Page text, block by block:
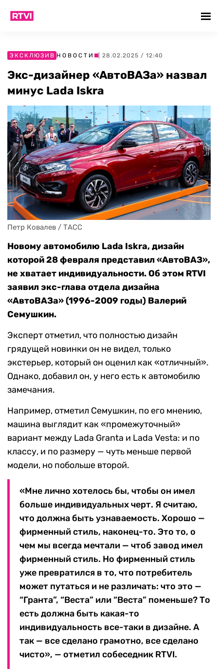
ЭКСКЛЮЗИВ НОВОСТИ | 28.02.2025 / 12:40
Экс-дизайнер «АвтоВАЗа» назвал
минус Lada Iskra
Петр Ковалев / ТАСС
Новому автомобилю Lada Iskra, дизайн
которой 28 февраля представил «АвтоВАЗ»,
не хватает индивидуальности. Об этом RTVI
заявил экс-глава отдела дизайна
«АвтоВАЗа» (1996-2009 годы) Валерий
Семушкин.
Эксперт отметил, что полностью дизайн
грядущей новинки он не видел, только
экстерьер, который он оценил как «отличный».
Однако, добавил он, у него есть к автомобилю
замечания.
Например, отметил Семушкин, по его мнению,
машина выглядит как «промежуточный»
вариант между Lada Granta и Lada Vesta: и по
классу, и по размеру — чуть меньше первой
модели, но побольше второй.
«Мне лично хотелось бы, чтобы он имел
больше индивидуальных черт. Я считаю,
что должна быть узнаваемость. Хорошо —
фирменный стиль, наконец-то. Это то, о
чем мы всегда мечтали — чтоб завод имел
фирменный стиль. Но фирменный стиль
уже превратился в то, что потребитель
может путаться и не различать: что это —
“Гранта”, “Веста” или “Веста” поменьше? То
есть должна быть какая-то
индивидуальность все-таки в дизайне. А
так — все сделано грамотно, все сделано
чисто», — отметил собеседник RTVI.